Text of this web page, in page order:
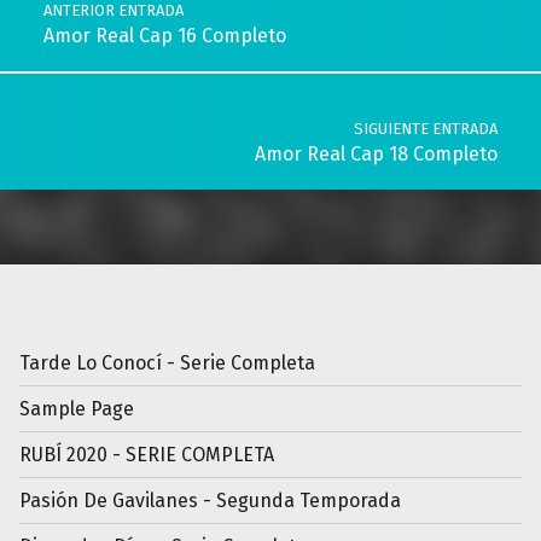
ANTERIOR ENTRADA
Amor Real Cap 16 Completo
SIGUIENTE ENTRADA
Amor Real Cap 18 Completo
Tarde Lo Conocí - Serie Completa
Sample Page
RUBÍ 2020 - SERIE COMPLETA
Pasión De Gavilanes - Segunda Temporada